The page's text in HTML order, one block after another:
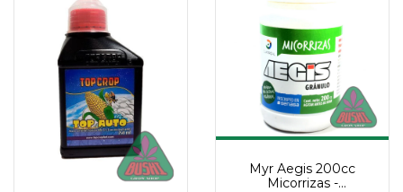
Myr Aegis 200cc
Micorrizas -